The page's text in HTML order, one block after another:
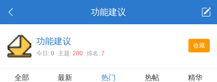
功能建议
收藏
功能建议
今日: 0 主题: 280 排名: 7
全部 最新 热门 热帖 精华